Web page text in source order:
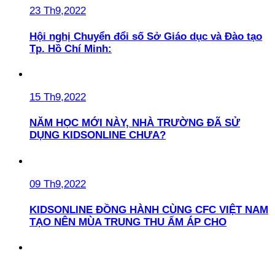
23 Th9,2022
Hội nghị Chuyển đổi số Sở Giáo dục và Đào tạo
Tp. Hồ Chí Minh:
15 Th9,2022
NĂM HỌC MỚI NÀY, NHÀ TRƯỜNG ĐÃ SỬ
DỤNG KIDSONLINE CHƯA?
09 Th9,2022
KIDSONLINE ĐỒNG HÀNH CÙNG CFC VIỆT NAM
TẠO NÊN MÙA TRUNG THU ẤM ÁP CHO